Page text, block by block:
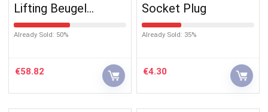
Lifting Beugel…
Already Sold: 50%
€58.82
Socket Plug
Already Sold: 35%
€4.30